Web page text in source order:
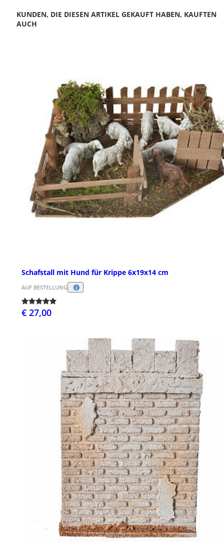
KUNDEN, DIE DIESEN ARTIKEL GEKAUFT HABEN, KAUFTEN
AUCH
Schafstall mit Hund für Krippe 6x19x14 cm
AUF BESTELLUNG
€ 27,00